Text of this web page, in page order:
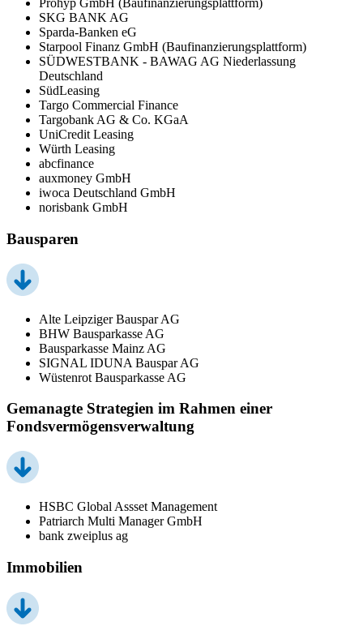
Prohyp GmbH (Baufinanzierungsplattform)
SKG BANK AG
Sparda-Banken eG
Starpool Finanz GmbH (Baufinanzierungsplattform)
SÜDWESTBANK - BAWAG AG Niederlassung
Deutschland
SüdLeasing
Targo Commercial Finance
Targobank AG & Co. KGaA
UniCredit Leasing
Würth Leasing
abcfinance
auxmoney GmbH
iwoca Deutschland GmbH
norisbank GmbH
Bausparen
Alte Leipziger Bauspar AG
BHW Bausparkasse AG
Bausparkasse Mainz AG
SIGNAL IDUNA Bauspar AG
Wüstenrot Bausparkasse AG
Gemanagte Strategien im Rahmen einer
Fondsvermögensverwaltung
HSBC Global Assset Management
Patriarch Multi Manager GmbH
bank zweiplus ag
Immobilien